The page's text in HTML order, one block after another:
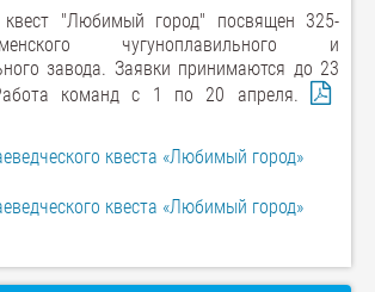
квест "Любимый город" посвящен 325-
чугуноплавильного и
завода. Заявки принимаются до 23
команд с 1 по 20 апреля.
квеста «Любимый город»
квеста «Любимый город»